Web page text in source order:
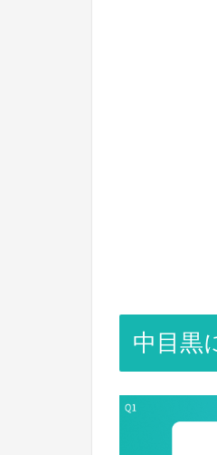
中目黒